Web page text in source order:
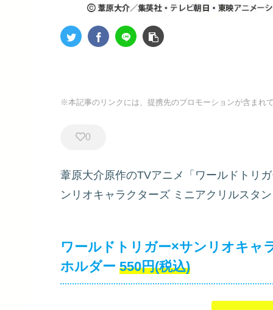
※本記事のリンクには、提携先のプロモーションが含まれ
0
葦原大介原作のTVアニメ「ワールドトリ
ンリオキャラクターズ ミニアクリルスタ
ワールドトリガー×サンリオキャ
ホルダー 550円(税込)